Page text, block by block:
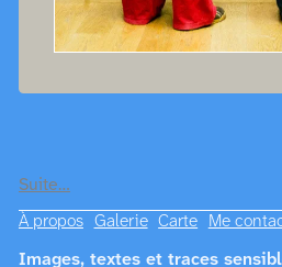
Suite…
À propos Galerie Carte Me
Images, textes et traces